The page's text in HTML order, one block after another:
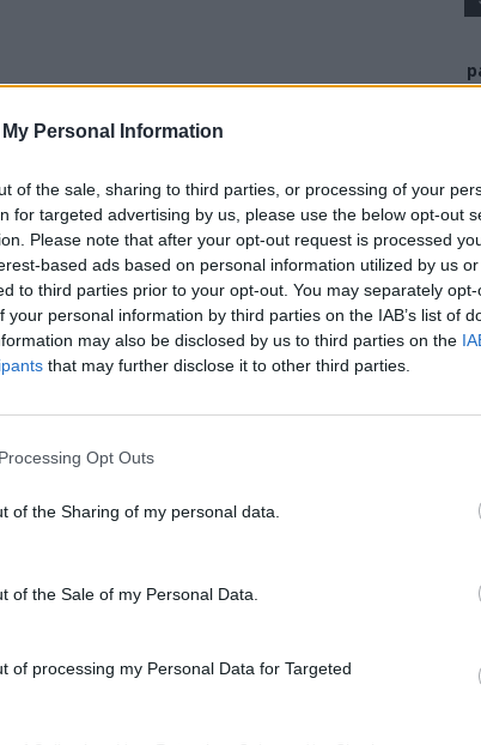
Personal Information
of the sale, sharing to third parties, or processing of your
for targeted advertising by us, please use the below opt-out
Please note that after your opt-out request is processed
based ads based on personal information utilized by us
to third parties prior to your opt-out. You may separately
your personal information by third parties on the IAB’s list of
may also be disclosed by us to third parties on the
that may further disclose it to other third parties.
Opt Outs
of the Sharing of my personal data.
of the Sale of my Personal Data.
of processing my Personal Data for Targeted
(CNA) a amendat postul România TV
cauza tandemului Victor Ponta (invitat) –
de 8 martie 2026, în care Victor Ponta a
emisiunii, Ioan Korpos, să intervină
politică drept”un cancer care trebuie extirpat